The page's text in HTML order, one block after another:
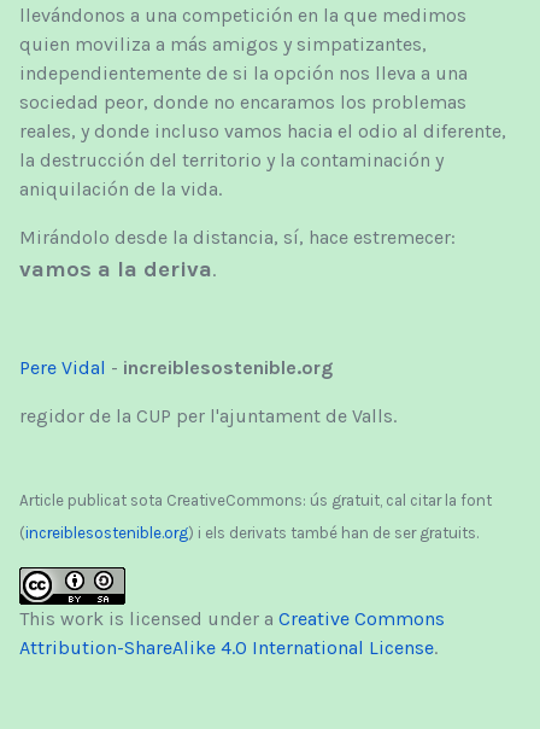
llevándonos a una competición en la que medimos
quien moviliza a más amigos y simpatizantes,
independientemente de si la opción nos lleva a una
sociedad peor, donde no encaramos los problemas
reales, y donde incluso vamos hacia el odio al diferente,
la destrucción del territorio y la contaminación y
aniquilación de la vida.
Mirándolo desde la distancia, sí, hace estremecer:
vamos a la deriva.
Pere Vidal - increiblesostenible.org
regidor de la CUP per l'ajuntament de Valls.
Article publicat sota CreativeCommons: ús gratuit, cal citar la font
(increiblesostenible.org) i els derivats també han de ser gratuits.
This work is licensed under a Creative Commons
Attribution-ShareAlike 4.0 International License.